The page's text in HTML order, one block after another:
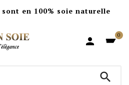
en 100% soie naturelle

0
